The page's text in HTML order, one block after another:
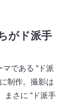
がド派手
である “ド派
制作。撮影は
まさに “ド派手